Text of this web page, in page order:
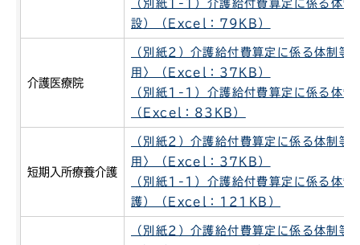
（別紙1-1）介護給付費算定に係る体制
設）（Excel：79KB）
介護医療院
（別紙2）介護給付費算定に係る体制等
用〉（Excel：37KB）
（別紙1-1）介護給付費算定に係る体制
（Excel：83KB）
短期入所療養介護
（別紙2）介護給付費算定に係る体制等
用〉（Excel：37KB）
（別紙1-1）介護給付費算定に係る体制
護）（Excel：121KB）
（別紙2）介護給付費算定に係る体制等